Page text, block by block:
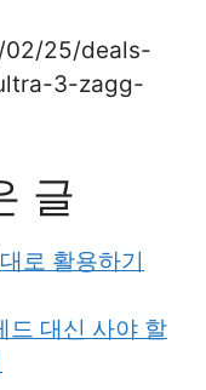
25/deals-
3-zagg-
글
로 활용하기
드 대신 사야 할